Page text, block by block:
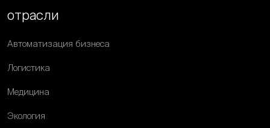
отрасли
Автоматизация бизнеса
Логистика
Медицина
Экология